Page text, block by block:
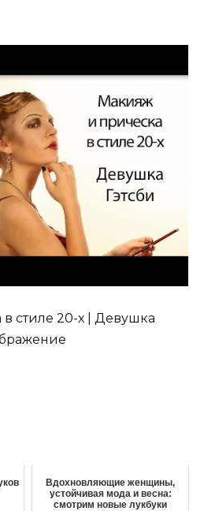
стиле 20-х | Девушка
Вдохновляющие женщины,
устойчивая мода и весна:
смотрим новые лукбуки